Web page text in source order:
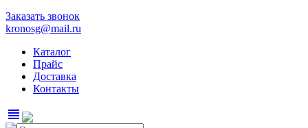
Заказать звонок
kronosg@mail.ru
Каталог
Прайс
Доставка
Контакты
view_headline